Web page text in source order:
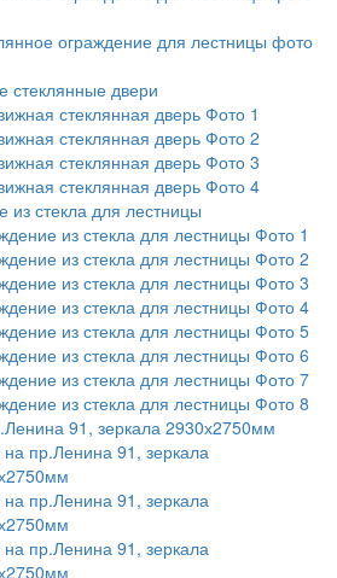
ограждение для лестницы фото
стеклянные двери
стеклянная дверь Фото 1
стеклянная дверь Фото 2
стеклянная дверь Фото 3
стеклянная дверь Фото 4
из стекла для лестницы
из стекла для лестницы Фото 1
из стекла для лестницы Фото 2
из стекла для лестницы Фото 3
из стекла для лестницы Фото 4
из стекла для лестницы Фото 5
из стекла для лестницы Фото 6
из стекла для лестницы Фото 7
из стекла для лестницы Фото 8
91, зеркала 2930х2750мм
пр.Ленина 91, зеркала
пр.Ленина 91, зеркала
пр.Ленина 91, зеркала